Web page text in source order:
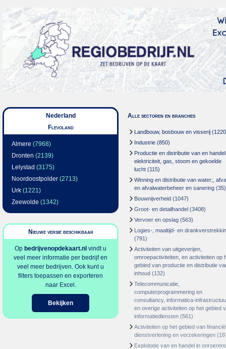
Nederland
Flevoland
Almere (7968)
Dronten (2139)
Lelystad (3175)
Noordoostpolder (2713)
Urk (1221)
Zeewolde (1342)
Nieuwe versie beschikbaar
Op bedrijvenopdekaart.nl vindt u
veel meer informatie per bedrijf en
veel meer bedrijven. Ook kunt u
filters toepassen en exporteren
naar Excel.
Bekijken
Alle sectoren en branches
Landbouw, bosbouw en visserij
Industrie (850)
Productie en distributie van en
elektriciteit, gas, stoom en gekoelde
lucht (115)
Winning en distributie van water;,
en afvalwaterbeheer en sanering (35)
Bouwnijverheid (1047)
Groot- en detailhandel (3408)
Vervoer en opslag (563)
Logies-, maaltijd- en
(791)
Activiteiten van uitgeverijen,
omroepactiviteiten, en activiteiten op
gebied van productie en distributie
inhoud (132)
Telecommunicatie,
computerprogrammering en
consultancy, informatica-
en overige activiteiten op het gebied
informatiediensten (561)
Activiteiten op het gebied van
dienstverlening en verzekeringen
Exploitatie van en handel in